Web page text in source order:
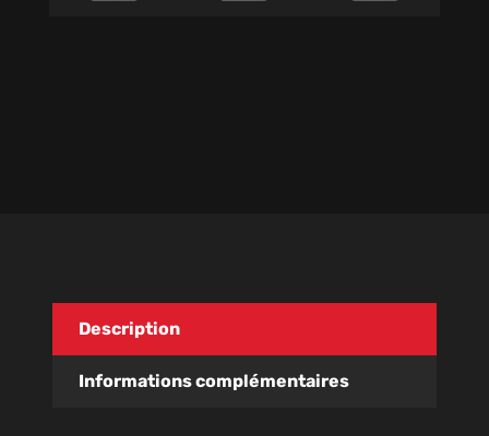
Description
Informations complémentaires